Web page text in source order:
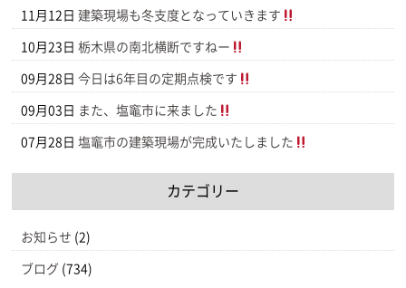
11月12日 建築現場も冬支度となっていきます
10月23日 栃木県の南北横断ですねー
09月28日 今日は6年目の定期点検です
09月03日 また、塩竈市に来ました
07月28日 塩竈市の建築現場が完成いたしました
カテゴリー
お知らせ (2)
ブログ (734)